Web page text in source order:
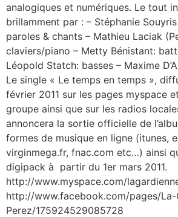
analogiques et numériques. Le tout
brillamment par : – Stéphanie
paroles & chants – Mathieu Laciak
claviers/piano – Metty Bénistant:
Léopold Statch: basses – Maxime
Le single « Le temps en temps »,
février 2011 sur les pages myspace
groupe ainsi que sur les radios
annoncera la sortie officielle de
formes de musique en ligne (itunes,
virginmega.fr, fnac.com etc…) ainsi
digipack à partir du 1er mars 2011.
http://www.myspace.com/
http://www.facebook.com/pages/
Perez/175924529085728